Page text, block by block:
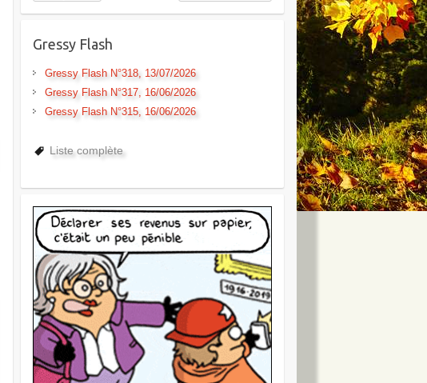
Gressy Flash
Gressy Flash N°318, 13/07/2026
Gressy Flash N°317, 16/06/2026
Gressy Flash N°315, 16/06/2026
Liste complète